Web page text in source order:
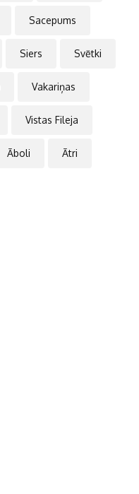
Sacepums
Siers Svētki
Vakariņas
Vistas Fileja
Āboli Ātri